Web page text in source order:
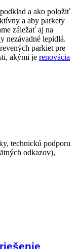
a ako položiť
a aby parkety
záležať aj na
nezávadné lepidlá.
parkiet pre
akými je renovácia
technickú podporu
odkazov),